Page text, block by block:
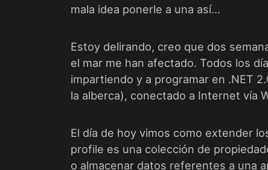
mala idea ponerle a una así…
Estoy delirando, creo que dos
el mar me han afectado. Todos los
impartiendo y a programar en .NET
la alberca), conectado a Internet vía
El día de hoy vimos como extender
profile es una colección de
o almacenar datos referentes a una